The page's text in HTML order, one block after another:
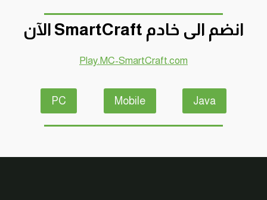
انضم الى خادم SmartCraft الآن
Play.MC-SmartCraft.com
Java
Mobile
PC